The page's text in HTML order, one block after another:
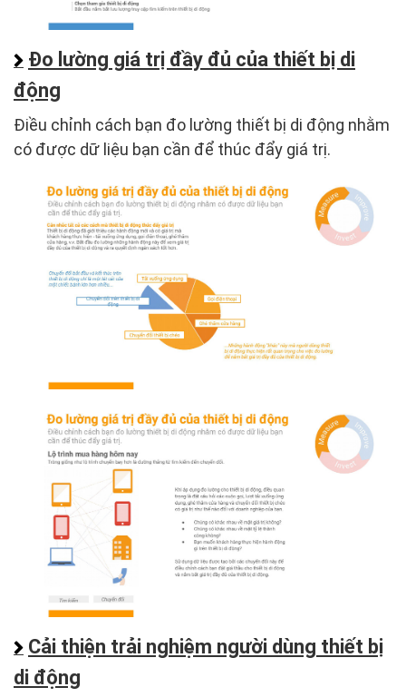
Đo lường giá trị đầy đủ của thiết bị di
động
Điều chỉnh cách bạn đo lường thiết bị di động nhằm
có được dữ liệu bạn cần để thúc đẩy giá trị.
Cải thiện trải nghiệm người dùng thiết bị
di động